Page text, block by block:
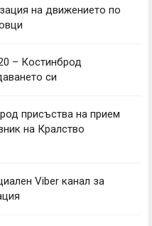
на движението по
– Костинброд
си
присъства на прием
на Кралство
Viber канал за